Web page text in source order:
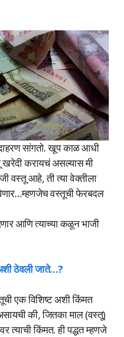
सांगतो. खूप काळ आधी
करायचं असल्यास मी
वस्तू आहे, ती त्या वेक्तीला
वस्तूची फेरबदल
आणि त्याच्या कळून भाजी
ठेवली जाते…?
एक विशिष्ट अशी किंमत
की, जितका माल (वस्तू)
त्याची किंमत. ही पद्धत म्हणजे